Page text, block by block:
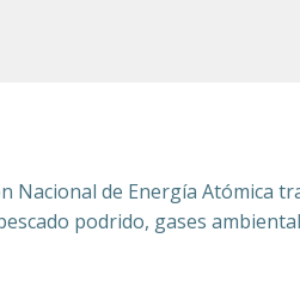
Nacional de Energía Atómica
podrido, gases